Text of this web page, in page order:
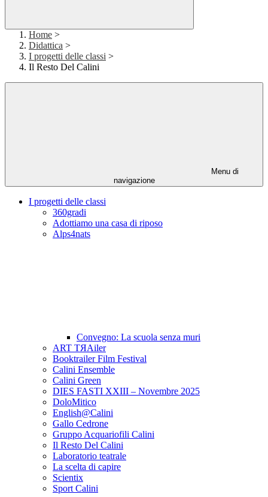
Home >
Didattica >
I progetti delle classi >
Il Resto Del Calini
Menu di
navigazione
I progetti delle classi
360gradi
Adottiamo una casa di riposo
Alps4nats
Convegno: La scuola senza muri
ART TЯAiler
Booktrailer Film Festival
Calini Ensemble
Calini Green
DIES FASTI XXIII – Novembre 2025
DoloMitico
English@Calini
Gallo Cedrone
Gruppo Acquariofili Calini
Il Resto Del Calini
Laboratorio teatrale
La scelta di capire
Scientix
Sport Calini